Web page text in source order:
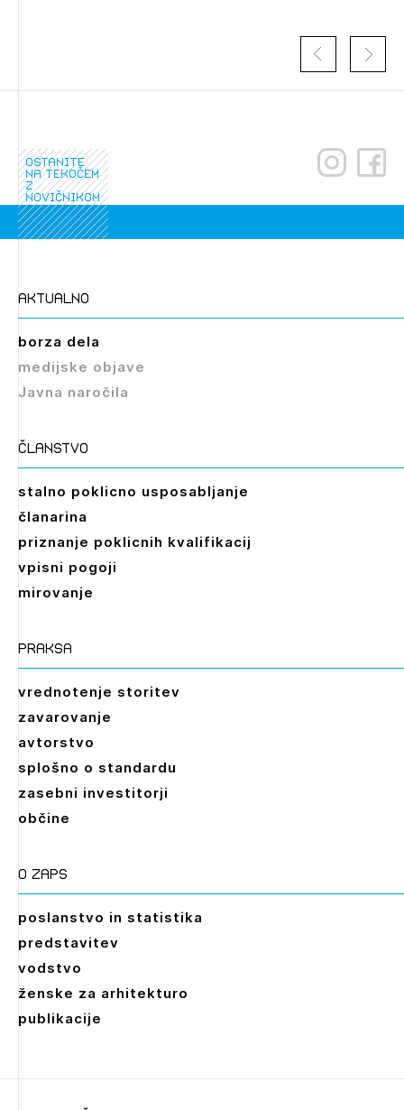
ostanite
na tekočem
z
novičnikom
aktualno
borza dela
medijske objave
Javna naročila
članstvo
stalno poklicno usposabljanje
članarina
priznanje poklicnih kvalifikacij
vpisni pogoji
mirovanje
praksa
vrednotenje storitev
zavarovanje
avtorstvo
splošno o standardu
zasebni investitorji
občine
O zaps
poslanstvo in statistika
predstavitev
vodstvo
ženske za arhitekturo
publikacije